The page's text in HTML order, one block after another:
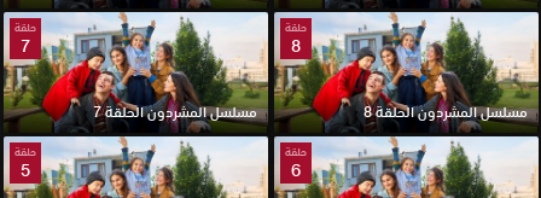
حلقة
8
مسلسل المشردون الحلقة 8
حلقة
7
مسلسل المشردون الحلقة 7
حلقة
6
حلقة
5